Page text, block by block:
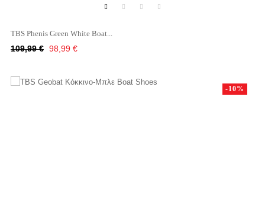
TBS Phenis Green White Boat...
Κανονική
109,99 € Τιμή
98,99 €
-10%